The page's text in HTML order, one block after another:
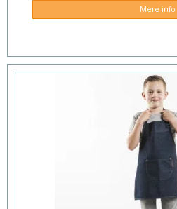
Mere info